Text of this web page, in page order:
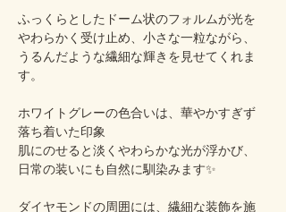
ふっくらとしたドーム状のフォルムが光を
やわらかく受け止め、小さな一粒ながら、
うるんだような繊細な輝きを見せてくれま
す。
ホワイトグレーの色合いは、華やかすぎず
落ち着いた印象
肌にのせると淡くやわらかな光が浮かび、
日常の装いにも自然に馴染みます✨
ダイヤモンドの周囲には、繊細な装飾を施